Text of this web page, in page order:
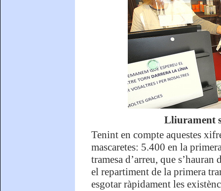
Lliurament
Tenint en compte aquestes
mascaretes: 5.400 en la
tramesa d’arreu, que
el repartiment de la primera
esgotar ràpidament les